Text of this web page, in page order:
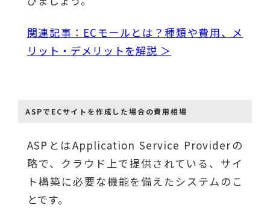
関連記事：ECモールとは？種類や費用、メ
リット・デメリットを解説 ＞
ASPでECサイトを作成した場合の費用相場
ASPとはApplication Service Providerの
略で、クラウド上で提供されている、サイ
ト構築に必要な機能を備えたシステムのこ
とです。